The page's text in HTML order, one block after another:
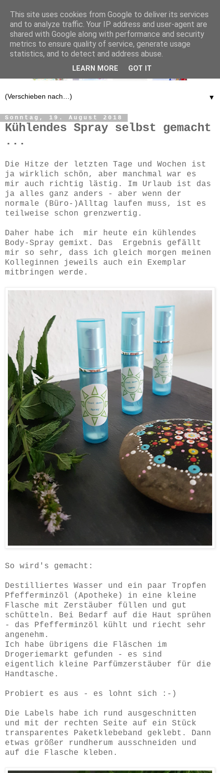
▼
Sonntag, 19. August 2018
Kühlendes Spray selbst gemacht
...
Die Hitze der letzten Tage und Wochen ist
ja wirklich schön, aber manchmal war es
mir auch richtig lästig. Im Urlaub ist das
ja alles ganz anders - aber wenn der
normale (Büro-)Alltag laufen muss, ist es
teilweise schon grenzwertig.
Daher habe ich mir heute ein kühlendes
Body-Spray gemixt. Das Ergebnis gefällt
mir so sehr, dass ich gleich morgen meinen
Kolleginnen jeweils auch ein Exemplar
mitbringen werde.
So wird's gemacht:
Destilliertes Wasser und ein paar Tropfen
Pfefferminzöl (Apotheke) in eine kleine
Flasche mit Zerstäuber füllen und gut
schütteln. Bei Bedarf auf die Haut sprühen
- das Pfefferminzöl kühlt und riecht sehr
angenehm.
Ich habe übrigens die Fläschen im
Drogeriemarkt gefunden - es sind
eigentlich kleine Parfümzerstäuber für die
Handtasche.
Probiert es aus - es lohnt sich :-)
Die Labels habe ich rund ausgeschnitten
und mit der rechten Seite auf ein Stück
transparentes Paketklebeband geklebt. Dann
etwas größer rundherum ausschneiden und
auf die Flasche kleben.
This site uses cookies from Google to deliver its services
and to analyze traffic. Your IP address and user-agent are
shared with Google along with performance and security
metrics to ensure quality of service, generate usage
statistics, and to detect and address abuse.
LEARN MORE GOT IT